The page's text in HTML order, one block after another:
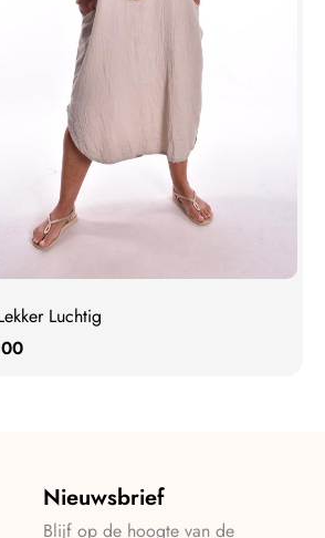
Luchtig
Nieuwsbrief
Blijf op de hoogte van de